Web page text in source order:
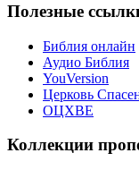
Полезные
Библия онлайн
Аудио Библия
YouVersion
Церковь
ОЦХВЕ
Коллекции